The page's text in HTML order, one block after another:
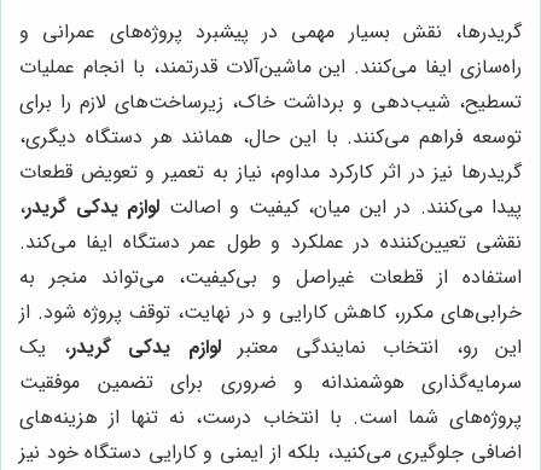
گریدرها، نقش بسیار مهمی در پیشبرد پروژه‌های عمرانی و
راه‌سازی ایفا می‌کنند. این ماشین‌آلات قدرتمند، با انجام عملیات
تسطیح، شیب‌دهی و برداشت خاک، زیرساخت‌های لازم را برای
توسعه فراهم می‌کنند. با این حال، همانند هر دستگاه دیگری،
گریدرها نیز در اثر کارکرد مداوم، نیاز به تعمیر و تعویض قطعات
پیدا می‌کنند. در این میان، کیفیت و اصالت لوازم یدکی گریدر،
نقشی تعیین‌کننده در عملکرد و طول عمر دستگاه ایفا می‌کند.
استفاده از قطعات غیراصل و بی‌کیفیت، می‌تواند منجر به
خرابی‌های مکرر، کاهش کارایی و در نهایت، توقف پروژه شود. از
این رو، انتخاب نمایندگی معتبرلوازم یدکی گریدر، یک
سرمایه‌گذاری هوشمندانه و ضروری برای تضمین موفقیت
پروژه‌های شما است. با انتخاب درست، نه تنها از هزینه‌های
اضافی جلوگیری می‌کنید، بلکه از ایمنی و کارایی دستگاه خود نیز